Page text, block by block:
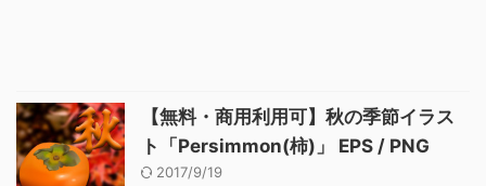
【無料・商用利用可】秋の季節イラス
ト「Persimmon(柿)」 EPS / PNG
2017/9/19